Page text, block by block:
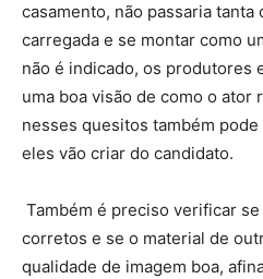
casamento, não passaria
carregada e se montar como
não é indicado, os produtores
uma boa visão de como o ator
nesses quesitos também
eles vão criar do candidato.
Também é preciso verificar
corretos e se o material de
qualidade de imagem boa,